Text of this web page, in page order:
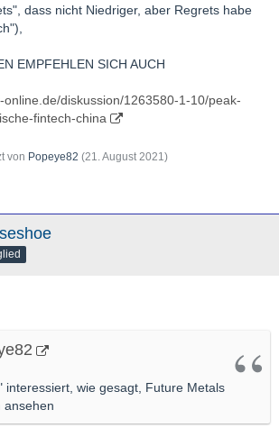
dass nicht Niedriger, aber Regrets habe
EMPFEHLEN SICH AUCH
online.de/diskussion/1263580-1-10/peak-
fintech-china
von Popeye82 (21. August 2021)
interessiert, wie gesagt, Future Metals
ansehen